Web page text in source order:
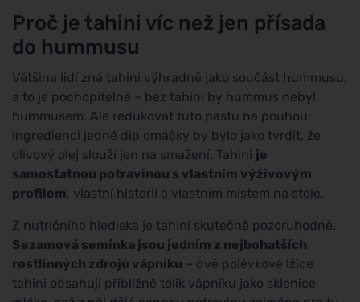
Proč je tahini víc než jen přísada
do hummusu
Většina lidí zná tahini výhradně jako součást hummusu,
a to je pochopitelné – bez tahini by hummus nebyl
hummusem. Ale redukovat tuto pastu na pouhou
ingredienci jedné dip omáčky by bylo jako tvrdit, že
olivový olej slouží jen na smažení. Tahini je
samostatnou potravinou s vlastním výživovým
profilem, vlastní historií a vlastním místem na stole.
Z nutričního hlediska je tahini skutečně pozoruhodné.
Sezamová semínka jsou jedním z nejbohatších
rostlinných zdrojů vápníku – dvě polévkové lžíce
tahini obsahují přibližně tolik vápníku jako sklenice